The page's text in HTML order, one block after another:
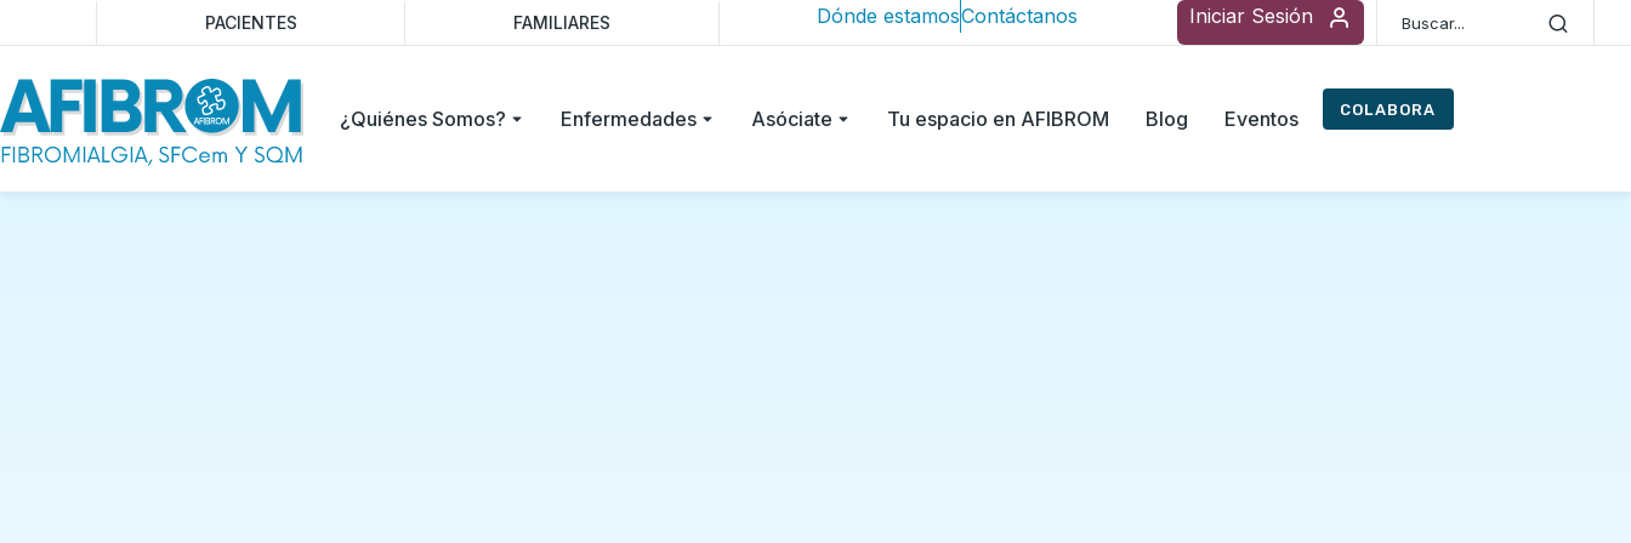
PACIENTES FAMILIARES Dónde estamosContáctanos Iniciar Sesión
¿Quiénes Somos? Enfermedades Asóciate Tu espacio en AFIBROM Blog Eventos COLABORA